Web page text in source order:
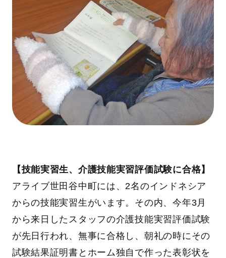
【技能実習生、介護技能実習評価試験に合格】
アライブ世田谷中町には、2名のインドネシア
からの技能実習生がいます。その内、今年3月
から来日したスタッフの介護技能実習評価試験
が先日行われ、無事に合格し、朝礼の時にその
試験結果証明書とホーム独自で作った表彰状を